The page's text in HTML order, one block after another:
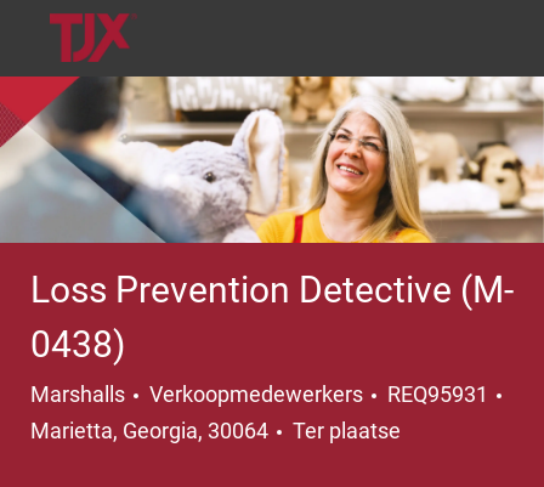
Loss Prevention Detective (M-
0438)
Marshalls Categorie
Verkoopmedewerkers REQ95931
Marietta, Georgia, 30064
Ter plaatse